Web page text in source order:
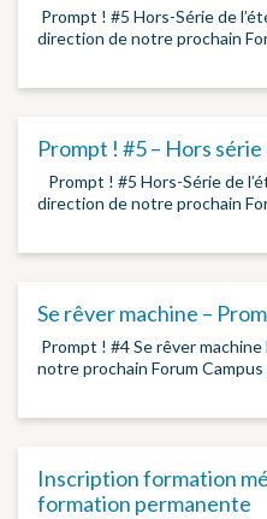
Prompt ! #5 Hors-Série de
direction de notre prochain
Prompt ! #5 – Hors série
Prompt ! #5 Hors-Série de
direction de notre prochain
Se rêver machine –
Prompt ! #4 Se rêver
notre prochain Forum
Inscription formation
formation permanente